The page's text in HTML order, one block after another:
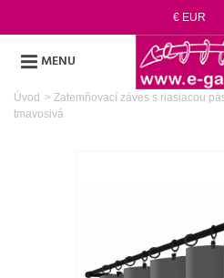
€ EUR
MENU
Úvod > Zatemňovací záves s riasiacou
tmavosivá